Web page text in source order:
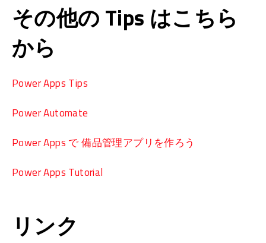
その他の Tips はこちら
から
Power Apps Tips
Power Automate
Power Apps で 備品管理アプリを作ろう
Power Apps Tutorial
リンク